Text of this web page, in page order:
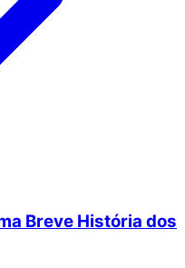
Breve História dos